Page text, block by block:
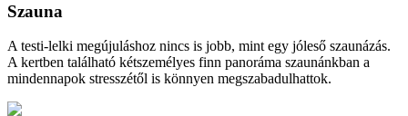
Szauna
A testi-lelki megújuláshoz nincs is jobb, mint egy jóleső szaunázás.
A kertben található kétszemélyes finn panoráma szaunánkban a
mindennapok stresszétől is könnyen megszabadulhattok.